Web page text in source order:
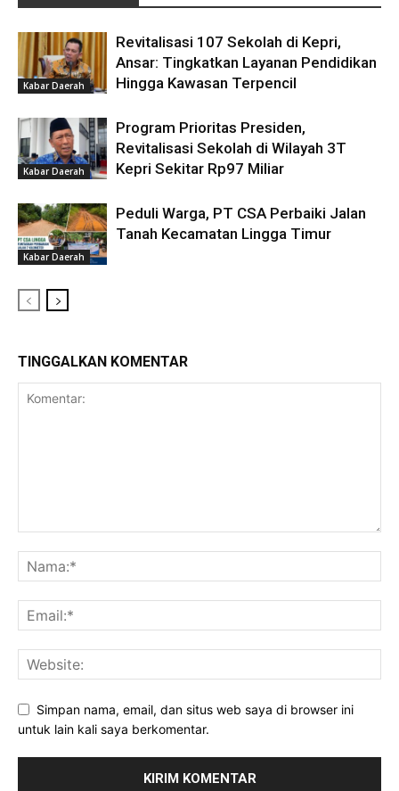
Kabar Daerah
Revitalisasi 107 Sekolah di Kepri,
Ansar: Tingkatkan Layanan Pendidikan
Hingga Kawasan Terpencil
Kabar Daerah
Program Prioritas Presiden,
Revitalisasi Sekolah di Wilayah 3T
Kepri Sekitar Rp97 Miliar
Kabar Daerah
Peduli Warga, PT CSA Perbaiki Jalan
Tanah Kecamatan Lingga Timur
TINGGALKAN KOMENTAR
Simpan nama, email, dan situs web saya di browser ini
untuk lain kali saya berkomentar.